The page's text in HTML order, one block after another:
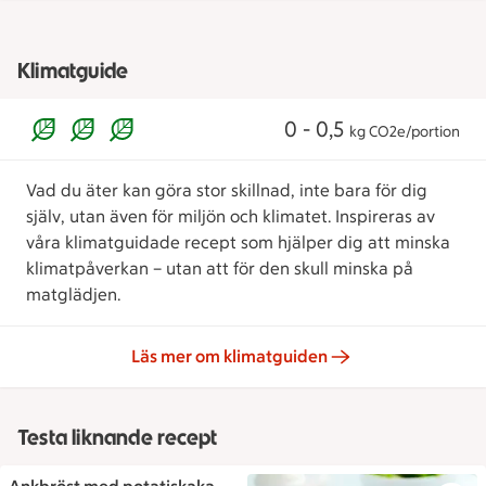
Klimatguide
0 - 0,5 kg CO2e/portion
Vad du äter kan göra stor skillnad, inte bara för dig
själv, utan även för miljön och klimatet. Inspireras av
våra klimatguidade recept som hjälper dig att minska
klimatpåverkan – utan att för den skull minska på
matglädjen.
Läs mer om klimatguiden
Testa liknande recept